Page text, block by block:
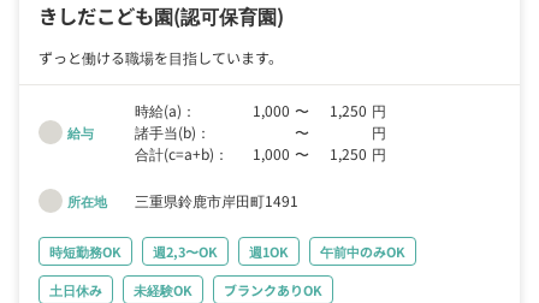
きしだこども園(認可保育園)
ずっと働ける職場を目指しています。
給与
時給(a)： 1,000 〜 1,250 円
諸手当(b)：
〜
円
合計(c=a+b)：
1,000 〜 1,250 円
所在地 三重県鈴鹿市岸田町1491
時短勤務OK 週2,3〜OK 週1OK
午前中のみOK
土日休み
未経験OK ブランクありOK